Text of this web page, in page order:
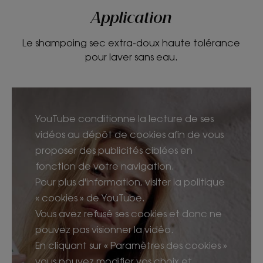
Application
Le shampoing sec extra-doux haute tolérance
pour laver sans eau.
YouTube conditionne la lecture de ses
vidéos au dépôt de cookies afin de vous
proposer des publicités ciblées en
fonction de votre navigation.
Pour plus d'information, visiter la politique
« cookies » de YouTube.
Vous avez refusé ses cookies et donc ne
pouvez pas visionner la vidéo.
En cliquant sur « Paramètres des cookies »